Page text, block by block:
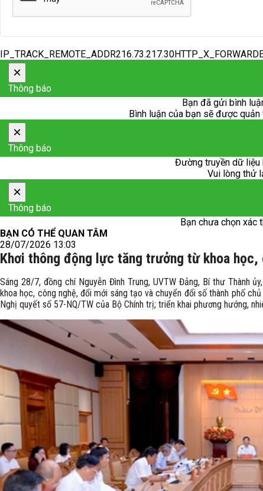
×
Thông báo
Bạn đã gửi bình
Bình luận của bạn sẽ được
×
Thông báo
Đường truyền dữ liệu
Vui lòng thử
×
Thông báo
Bạn chưa chọn xác
BẠN CÓ THỂ QUAN TÂM
28/07/2026 13:03
Khơi thông động lực tăng trưởng từ khoa học,
Sáng 28/7, đồng chí Nguyễn Đình Trung, UVTW Đảng, Bí thư Thành
khoa học, công nghệ, đổi mới sáng tạo và chuyển đổi số thành phố
Nghị quyết số 57-NQ/TW của Bộ Chính trị; triển khai phương hướng,